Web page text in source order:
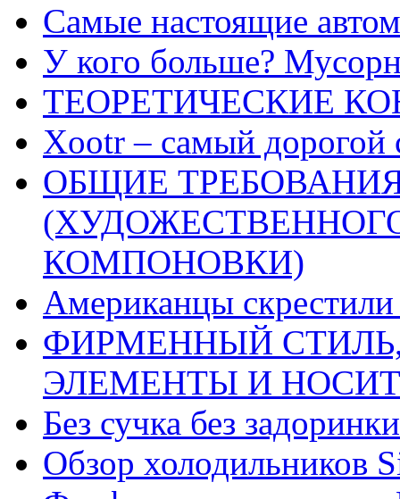
Самые настоящие
У кого больше?
ТЕОРЕТИЧЕСКИЕ
Xootr – самый дорогой
ОБЩИЕ
КОМПОНОВКИ)
Американцы
ФИРМЕННЫЙ
ЭЛЕМЕНТЫ И
Без сучка без
Обзор холодильников